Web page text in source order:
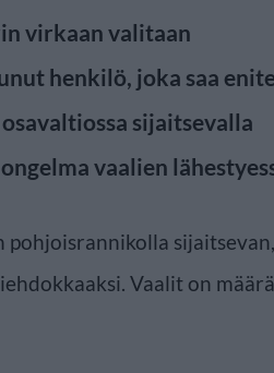
virkaan valitaan
henkilö, joka saa
sijaitsevalla
vaalien
sijaitsevan,
Vaalit on määrä